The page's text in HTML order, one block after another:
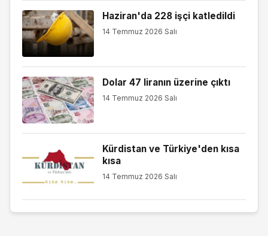
Haziran'da 228 işçi katledildi
14 Temmuz 2026 Salı
Dolar 47 liranın üzerine çıktı
14 Temmuz 2026 Salı
Kürdistan ve Türkiye'den kısa
kısa
14 Temmuz 2026 Salı